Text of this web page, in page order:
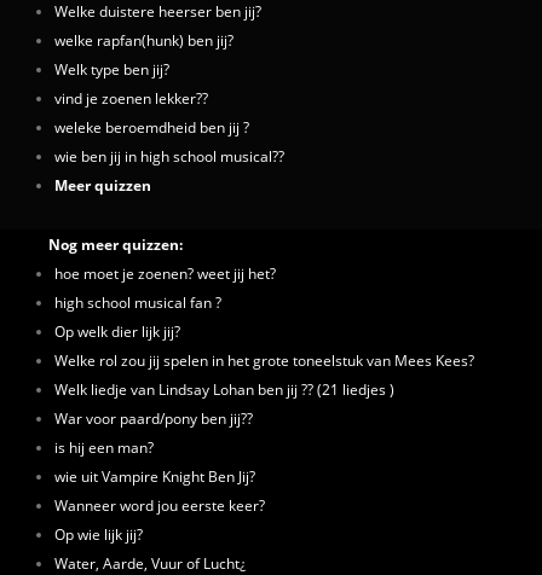
Welke duistere heerser ben jij?
welke rapfan(hunk) ben jij?
Welk type ben jij?
vind je zoenen lekker??
weleke beroemdheid ben jij ?
wie ben jij in high school musical??
Meer quizzen
Nog meer quizzen:
hoe moet je zoenen? weet jij het?
high school musical fan ?
Op welk dier lijk jij?
Welke rol zou jij spelen in het grote toneelstuk van Mees Kees?
Welk liedje van Lindsay Lohan ben jij ?? (21 liedjes )
War voor paard/pony ben jij??
is hij een man?
wie uit Vampire Knight Ben Jij?
Wanneer word jou eerste keer?
Op wie lijk jij?
Water, Aarde, Vuur of Lucht¿